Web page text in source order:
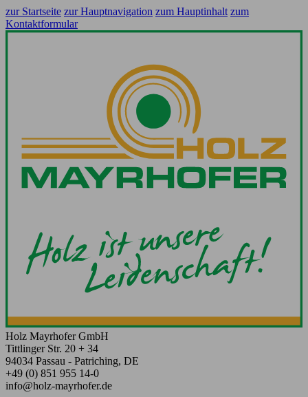
zur Startseite zur Hauptnavigation zum Hauptinhalt zum
Kontaktformular
Holz Mayrhofer GmbH
Tittlinger Str. 20 + 34
94034 Passau - Patriching, DE
+49 (0) 851 955 14-0
info@holz-mayrhofer.de